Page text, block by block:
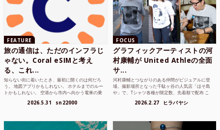
FEATURE
旅の通信は、ただのインフラじ
ゃない。Coral eSIMと考え
る、これ...
知らない街に着いたとき、最初に開くのは何だろ
う。 地図アプリかもしれない。 ホテルまでのルー
トかもしれない。 空港から市内へ向かう電車の乗
2026.5.31 sn22000
FOCUS
グラフィックアーティストの河
村康輔が United Athleの全面
サ...
河村康輔とつながりのある仲間がビジュアルに登
場。撮影場所となった千駄ヶ谷の人気店「ほそ島
や」で、Tシャツ各種が限定数、先着順で配布 こ
2026.2.27 ヒラバヤシ